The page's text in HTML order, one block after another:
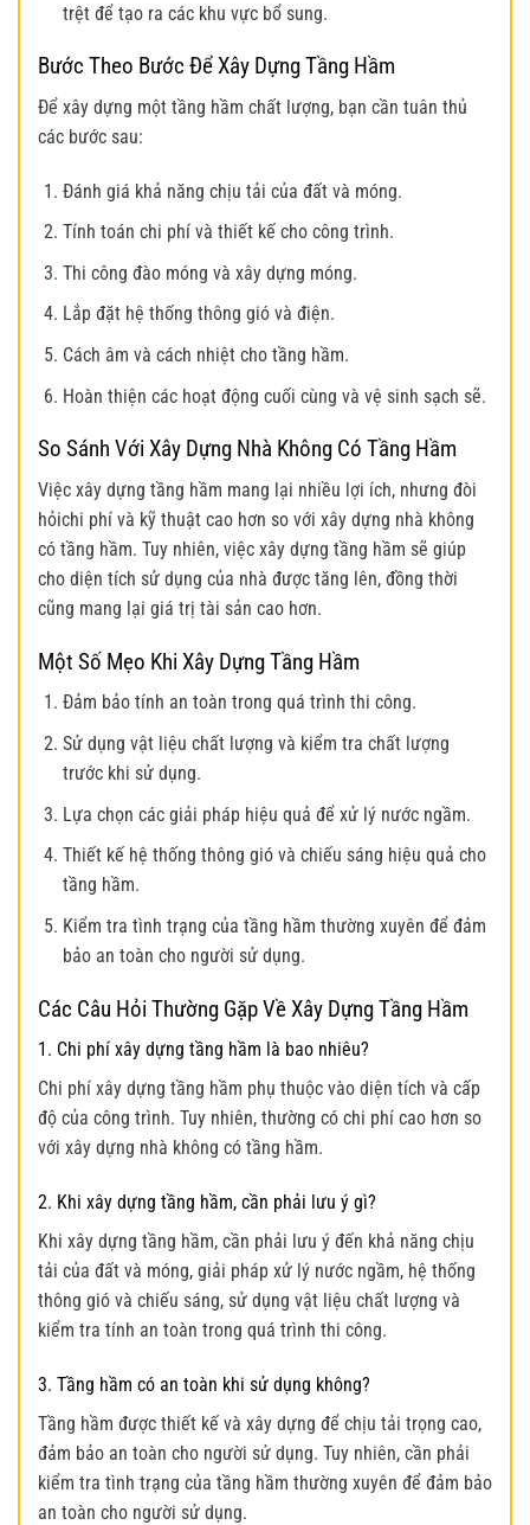
trệt để tạo ra các khu vực bổ sung.
Bước Theo Bước Để Xây Dựng Tầng Hầm
Để xây dựng một tầng hầm chất lượng, bạn cần tuân thủ
các bước sau:
Đánh giá khả năng chịu tải của đất và móng.
Tính toán chi phí và thiết kế cho công trình.
Thi công đào móng và xây dựng móng.
Lắp đặt hệ thống thông gió và điện.
Cách âm và cách nhiệt cho tầng hầm.
Hoàn thiện các hoạt động cuối cùng và vệ sinh sạch sẽ.
So Sánh Với Xây Dựng Nhà Không Có Tầng Hầm
Việc xây dựng tầng hầm mang lại nhiều lợi ích, nhưng đòi
hỏichi phí và kỹ thuật cao hơn so với xây dựng nhà không
có tầng hầm. Tuy nhiên, việc xây dựng tầng hầm sẽ giúp
cho diện tích sử dụng của nhà được tăng lên, đồng thời
cũng mang lại giá trị tài sản cao hơn.
Một Số Mẹo Khi Xây Dựng Tầng Hầm
Đảm bảo tính an toàn trong quá trình thi công.
Sử dụng vật liệu chất lượng và kiểm tra chất lượng
trước khi sử dụng.
Lựa chọn các giải pháp hiệu quả để xử lý nước ngầm.
Thiết kế hệ thống thông gió và chiếu sáng hiệu quả cho
tầng hầm.
Kiểm tra tình trạng của tầng hầm thường xuyên để đảm
bảo an toàn cho người sử dụng.
Các Câu Hỏi Thường Gặp Về Xây Dựng Tầng Hầm
1. Chi phí xây dựng tầng hầm là bao nhiêu?
Chi phí xây dựng tầng hầm phụ thuộc vào diện tích và cấp
độ của công trình. Tuy nhiên, thường có chi phí cao hơn so
với xây dựng nhà không có tầng hầm.
2. Khi xây dựng tầng hầm, cần phải lưu ý gì?
Khi xây dựng tầng hầm, cần phải lưu ý đến khả năng chịu
tải của đất và móng, giải pháp xử lý nước ngầm, hệ thống
thông gió và chiếu sáng, sử dụng vật liệu chất lượng và
kiểm tra tính an toàn trong quá trình thi công.
3. Tầng hầm có an toàn khi sử dụng không?
Tầng hầm được thiết kế và xây dựng để chịu tải trọng cao,
đảm bảo an toàn cho người sử dụng. Tuy nhiên, cần phải
kiểm tra tình trạng của tầng hầm thường xuyên để đảm bảo
an toàn cho người sử dụng.